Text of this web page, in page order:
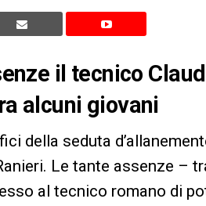
il tecnico
alcuni giovani
della seduta
Le tante assenze –
al tecnico romano di